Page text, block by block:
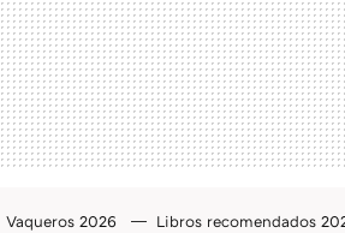
Vaqueros 2026 Libros recomendados